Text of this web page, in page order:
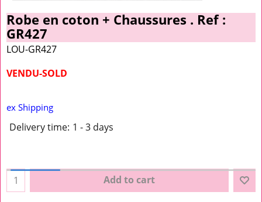
Robe en coton + Chaussures . Ref :
GR427
LOU-GR427
VENDU-SOLD
ex Shipping
Delivery time: 1 - 3 days
Add to cart